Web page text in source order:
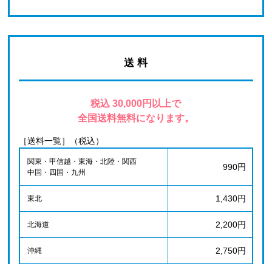
送 料
税込 30,000円以上で
全国送料無料になります。
［送料一覧］（税込）
関東・甲信越・東海・北陸・関西
中国・四国・九州
990円
東北 1,430円
北海道 2,200円
沖縄 2,750円